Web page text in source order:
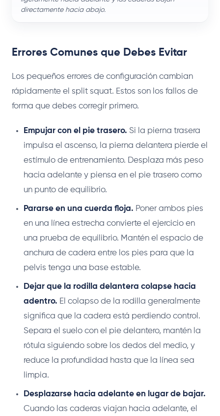
directamente hacia abajo.
Errores Comunes que Debes Evitar
Los pequeños errores de configuración cambian
rápidamente el split squat. Estos son los fallos de
forma que debes corregir primero.
Empujar con el pie trasero. Si la pierna trasera
impulsa el ascenso, la pierna delantera pierde el
estímulo de entrenamiento. Desplaza más peso
hacia adelante y piensa en el pie trasero como
un punto de equilibrio.
Pararse en una cuerda floja. Poner ambos pies
en una línea estrecha convierte el ejercicio en
una prueba de equilibrio. Mantén el espacio de
anchura de cadera entre los pies para que la
pelvis tenga una base estable.
Dejar que la rodilla delantera colapse hacia
adentro. El colapso de la rodilla generalmente
significa que la cadera está perdiendo control.
Separa el suelo con el pie delantero, mantén la
rótula siguiendo sobre los dedos del medio, y
reduce la profundidad hasta que la línea sea
limpia.
Desplazarse hacia adelante en lugar de bajar.
Cuando las caderas viajan hacia adelante, el